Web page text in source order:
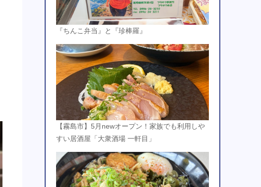
『ちんこ弁当』と『珍棒羅』
【霧島市】5月newオープン！家族でも利用しや
すい居酒屋「大衆酒場 一軒目」